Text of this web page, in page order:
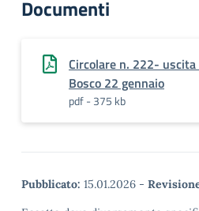
Documenti
Circolare n. 222-
Bosco 22 gennaio
pdf - 375 kb
Pubblicato: 15.01.2026 -